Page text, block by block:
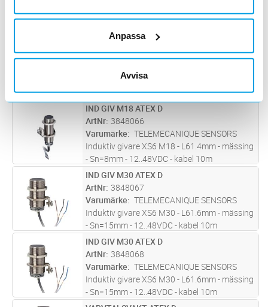
Anpassa
Avvisa
Induktiv givare XS6 M12 - L50mm - mässing -
Lägg i kundvagn
IND GIV M18 ATEX D
ArtNr 3848065
Induktiv givare XS6 M18 - L61.4mm - mässing
- Sn=8mm - 12..48VDC - kabel 10m
ST Lägg i kundvagn
IND GIV M18 ATEX D
ArtNr 3848066
Varumärke
TELEMECANIQUE SENSORS
Induktiv givare XS6 M18 - L61.4mm - mässing
- Sn=8mm - 12..48VDC - kabel 10m
ST Lägg i kundvagn
IND GIV M30 ATEX D
ArtNr 3848067
Varumärke
TELEMECANIQUE SENSORS
Induktiv givare XS6 M30 - L61.6mm - mässing
- Sn=15mm - 12..48VDC - kabel 10m
ST Lägg i kundvagn
IND GIV M30 ATEX D
ArtNr 3848068
Varumärke
TELEMECANIQUE SENSORS
Induktiv givare XS6 M30 - L61.6mm - mässing
- Sn=15mm - 12..48VDC - kabel 10m